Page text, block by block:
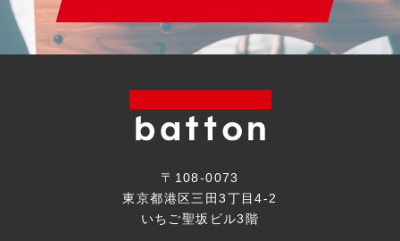
〒108-0073
東京都港区三田3丁目4-2
いちご聖坂ビル3階